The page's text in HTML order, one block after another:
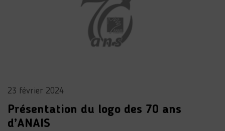
23 février 2024
Présentation du logo des 70 ans
d’ANAIS